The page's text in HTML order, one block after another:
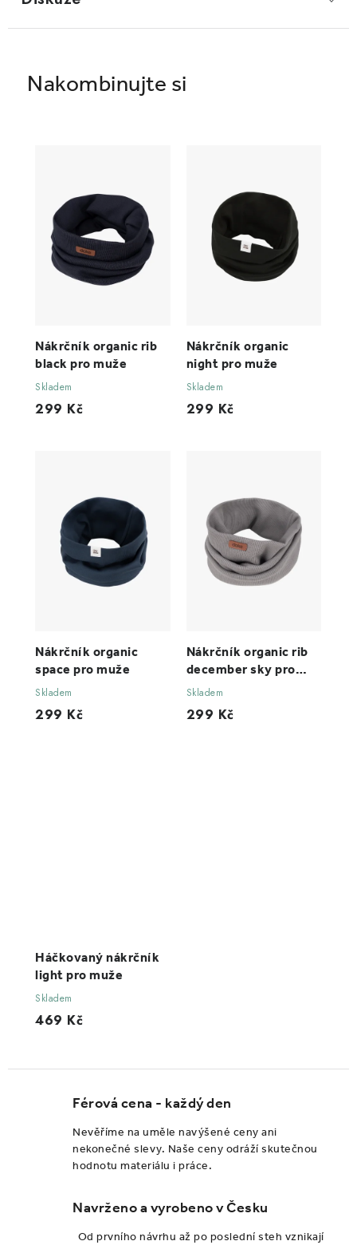
Férová cena - každý den
Nevěříme na uměle navýšené ceny ani
nekonečné slevy. Naše ceny odráží skutečnou
hodnotu materiálu i práce.
Navrženo a vyrobeno v Česku
Od prvního návrhu až po poslední steh vznikají
Nákrčník organic rib
black pro muže
Skladem
299 Kč
Nákrčník organic
night pro muže
Skladem
299 Kč
Nákrčník organic
space pro muže
Skladem
299 Kč
Nákrčník organic rib
december sky pro
muže
Skladem
299 Kč
Háčkovaný nákrčník
light pro muže
Skladem
469 Kč